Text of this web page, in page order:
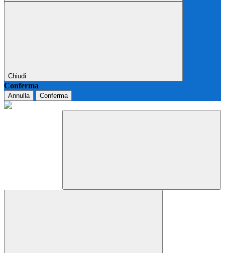
Chiudi
Conferma
Annulla Conferma